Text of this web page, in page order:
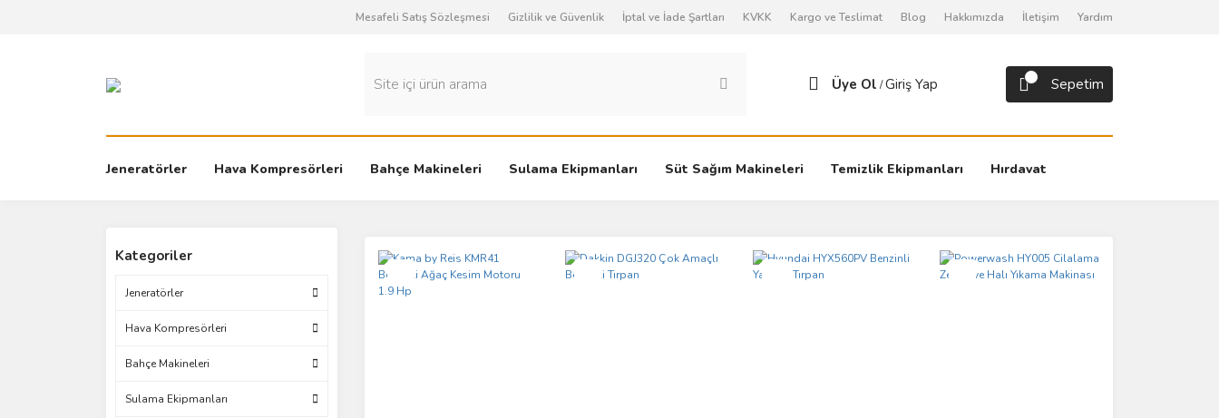
Mesafeli Satış Sözleşmesi Gizlilik ve Güvenlik İptal ve İade Şartları KVKK Kargo ve Teslimat Blog Hakkımızda İletişim Yardım
Üye Ol /Giriş Yap Sepetim
Jeneratörler Hava Kompresörleri Bahçe Makineleri Sulama Ekipmanları Süt Sağım Makineleri Temizlik Ekipmanları Hırdavat
Kategoriler
Jeneratörler
Hava Kompresörleri
Bahçe Makineleri
Sulama Ekipmanları